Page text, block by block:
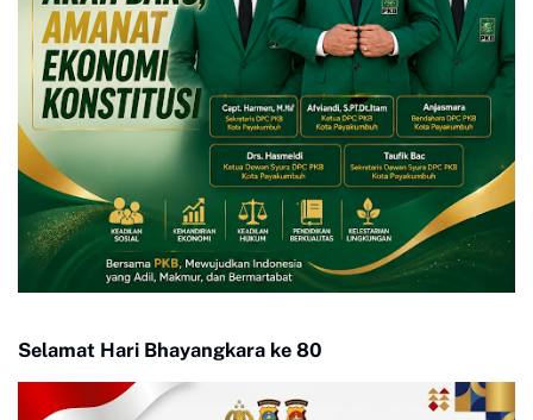
Selamat Hari Bhayangkara ke 80